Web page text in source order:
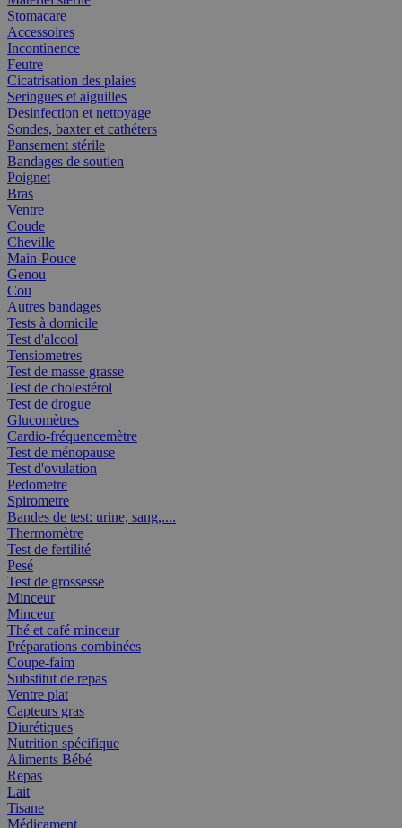
Stomacare
Accessoires
Incontinence
Feutre
Cicatrisation des plaies
Seringues et aiguilles
Desinfection et nettoyage
Sondes, baxter et cathéters
Pansement stérile
Bandages de soutien
Poignet
Bras
Ventre
Coude
Cheville
Main-Pouce
Genou
Cou
Autres bandages
Tests à domicile
Test d'alcool
Tensiometres
Test de masse grasse
Test de cholestérol
Test de drogue
Glucomètres
Cardio-fréquencemètre
Test de ménopause
Test d'ovulation
Pedometre
Spirometre
Bandes de test: urine, sang,....
Thermomètre
Test de fertilité
Pesé
Test de grossesse
Minceur
Minceur
Thé et café minceur
Préparations combinées
Coupe-faim
Substitut de repas
Ventre plat
Capteurs gras
Diurétiques
Nutrition spécifique
Aliments Bébé
Repas
Lait
Tisane
Médicament